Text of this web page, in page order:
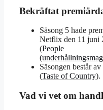
Bekräftat
Säsong 5 hade
Netflix den 11 juni
(People
Säsongen består
(Taste of Country).
Vad vi vet om